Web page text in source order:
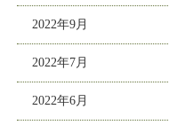
2022年9月
2022年7月
2022年6月